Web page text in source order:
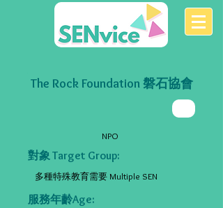
The Rock Foundation 磐石協會
NPO
對象 Target Group:
多種特殊教育需要 Multiple SEN
服務年齡Age: